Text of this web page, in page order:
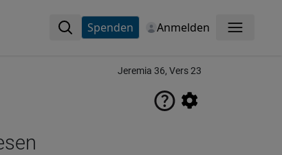
Spenden Anmelden Menü
Jeremia 36, Vers 23